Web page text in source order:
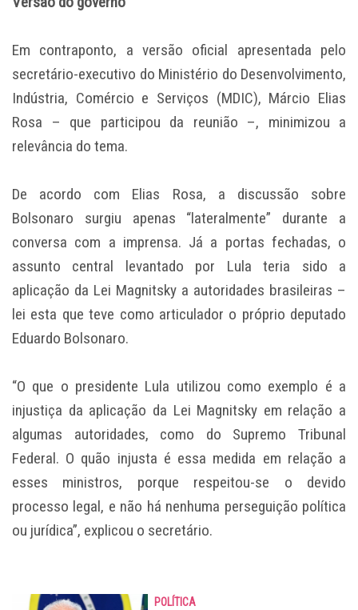
Em contraponto, a versão oficial apresentada pelo
secretário-executivo do Ministério do Desenvolvimento,
Indústria, Comércio e Serviços (MDIC), Márcio Elias
Rosa – que participou da reunião –, minimizou a
relevância do tema.
De acordo com Elias Rosa, a discussão sobre
Bolsonaro surgiu apenas “lateralmente” durante a
conversa com a imprensa. Já a portas fechadas, o
assunto central levantado por Lula teria sido a
aplicação da Lei Magnitsky a autoridades brasileiras –
lei esta que teve como articulador o próprio deputado
Eduardo Bolsonaro.
“O que o presidente Lula utilizou como exemplo é a
injustiça da aplicação da Lei Magnitsky em relação a
algumas autoridades, como do Supremo Tribunal
Federal. O quão injusta é essa medida em relação a
esses ministros, porque respeitou-se o devido
processo legal, e não há nenhuma perseguição política
ou jurídica”, explicou o secretário.
POLÍTICA